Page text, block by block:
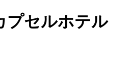
プセルホテル